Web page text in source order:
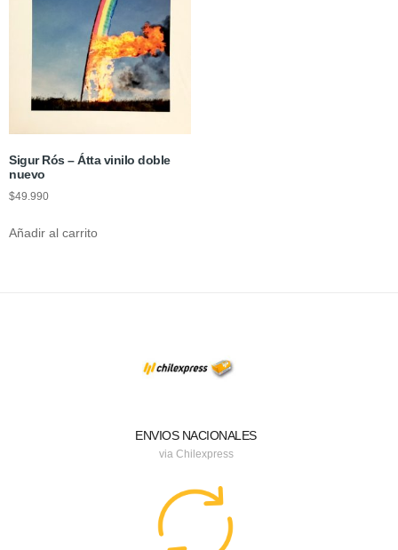
Sigur Rós – Átta vinilo doble
nuevo
$49.990
Añadir al carrito
ENVIOS NACIONALES
via Chilexpress